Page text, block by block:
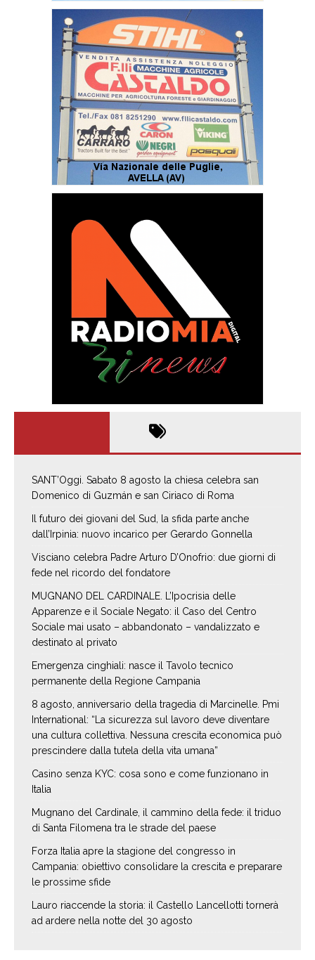
SANT’Oggi. Sabato 8 agosto la chiesa celebra san
Domenico di Guzmán e san Ciriaco di Roma
Il futuro dei giovani del Sud, la sfida parte anche
dall’Irpinia: nuovo incarico per Gerardo Gonnella
Visciano celebra Padre Arturo D’Onofrio: due giorni di
fede nel ricordo del fondatore
MUGNANO DEL CARDINALE. L’Ipocrisia delle
Apparenze e il Sociale Negato: il Caso del Centro
Sociale mai usato – abbandonato – vandalizzato e
destinato al privato
Emergenza cinghiali: nasce il Tavolo tecnico
permanente della Regione Campania
8 agosto, anniversario della tragedia di Marcinelle. Pmi
International: “La sicurezza sul lavoro deve diventare
una cultura collettiva. Nessuna crescita economica può
prescindere dalla tutela della vita umana”
Casino senza KYC: cosa sono e come funzionano in
Italia
Mugnano del Cardinale, il cammino della fede: il triduo
di Santa Filomena tra le strade del paese
Forza Italia apre la stagione del congresso in
Campania: obiettivo consolidare la crescita e preparare
le prossime sfide
Lauro riaccende la storia: il Castello Lancellotti tornerà
ad ardere nella notte del 30 agosto